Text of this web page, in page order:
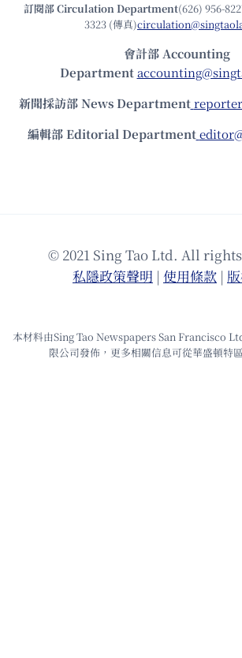
訂閱部 Circulation Department(626) 956-
3323 (傳真)
會計部 Accounting
Department
新聞採訪部 News Department
編輯部 Editorial Department
© 2021 Sing Tao Ltd. All
私隱政策聲明 | 使⽤條款 |
本材料由Sing Tao Newspapers San Francisco
限公司發佈，更多相關信息可從華盛頓特